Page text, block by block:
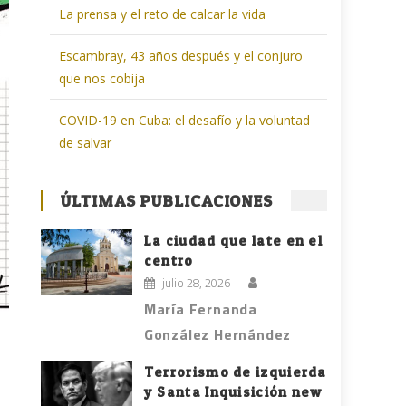
La prensa y el reto de calcar la vida
Escambray, 43 años después y el conjuro
que nos cobija
COVID-19 en Cuba: el desafío y la voluntad
de salvar
ÚLTIMAS PUBLICACIONES
La ciudad que late en el
centro
julio 28, 2026
María Fernanda
González Hernández
Terrorismo de izquierda
y Santa Inquisición new